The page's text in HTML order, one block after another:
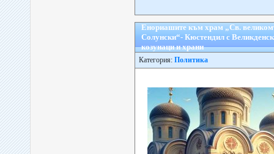
Енориашите към храм „Св.
Солунски“- Кюстендил с
козунаци и храни
Категория: Политика